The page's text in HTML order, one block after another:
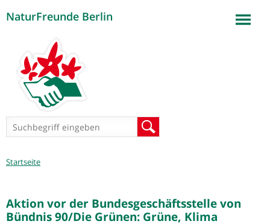
NaturFreunde Berlin
Suchformular
Sie
Startseite
Aktion vor der Bundesgeschäftsstelle von
Bündnis 90/Die Grünen: Grüne, Klima